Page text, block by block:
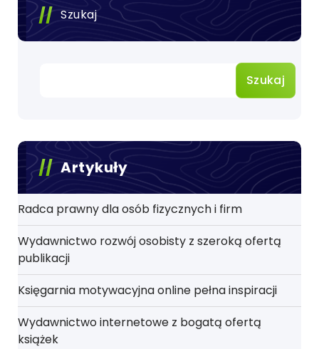
Szukaj
Szukaj
Artykuły
Radca prawny dla osób fizycznych i firm
Wydawnictwo rozwój osobisty z szeroką ofertą
publikacji
Księgarnia motywacyjna online pełna inspiracji
Wydawnictwo internetowe z bogatą ofertą
książek